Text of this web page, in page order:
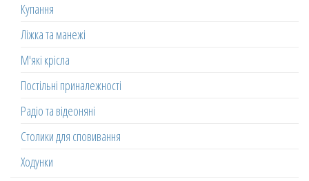
Купання
Ліжка та манежі
М'які крісла
Постільні приналежності
Радіо та відеоняні
Столики для сповивання
Ходунки